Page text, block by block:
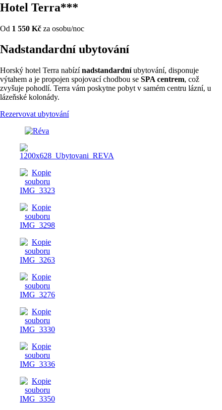
Hotel Terra***
Od 1 550 Kč za osobu/noc
Nadstandardní ubytování
Horský hotel Terra nabízínadstandardníubytování, disponuje
výtahem a je propojen spojovací chodbou se SPA centrem, což
zvyšuje pohodlí. Terra vám poskytne pobyt v samém centru lázní, u
lázeňské kolonády.
Rezervovat ubytování